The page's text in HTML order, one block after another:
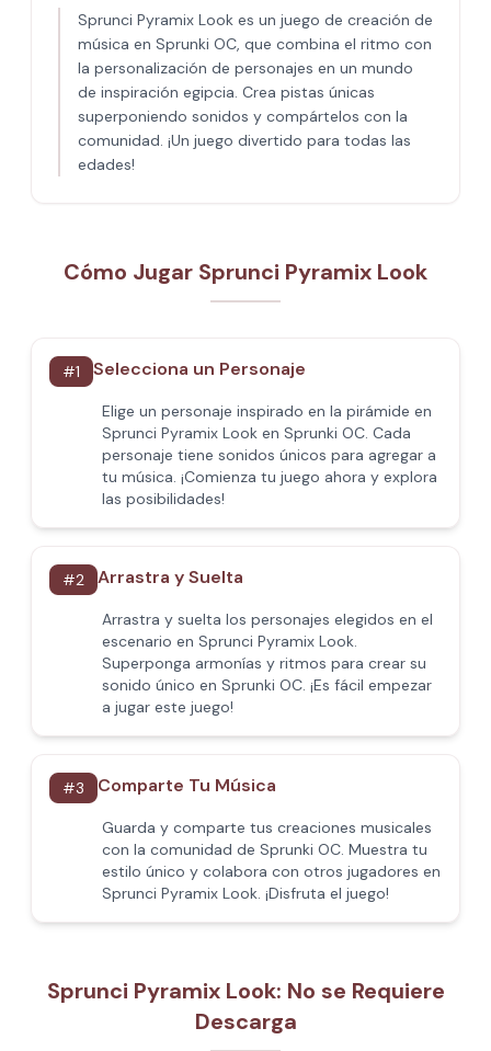
Sprunci Pyramix Look es un juego de creación de
música en Sprunki OC, que combina el ritmo con
la personalización de personajes en un mundo
de inspiración egipcia. Crea pistas únicas
superponiendo sonidos y compártelos con la
comunidad. ¡Un juego divertido para todas las
edades!
Cómo Jugar Sprunci Pyramix Look
#1 Selecciona un Personaje
Elige un personaje inspirado en la pirámide en
Sprunci Pyramix Look en Sprunki OC. Cada
personaje tiene sonidos únicos para agregar a
tu música. ¡Comienza tu juego ahora y explora
las posibilidades!
#2 Arrastra y Suelta
Arrastra y suelta los personajes elegidos en el
escenario en Sprunci Pyramix Look.
Superponga armonías y ritmos para crear su
sonido único en Sprunki OC. ¡Es fácil empezar
a jugar este juego!
#3 Comparte Tu Música
Guarda y comparte tus creaciones musicales
con la comunidad de Sprunki OC. Muestra tu
estilo único y colabora con otros jugadores en
Sprunci Pyramix Look. ¡Disfruta el juego!
Sprunci Pyramix Look: No se Requiere
Descarga